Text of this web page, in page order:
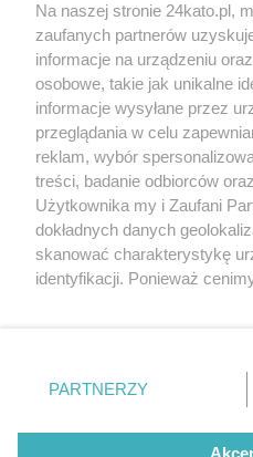
4
Wydawca mediów lokalnych
Nie zapomnij
zapoznać się z:
polityką prywatności
Twojemiasto
Piekary Śląskie
Chorzów
Tarnowskie Góry
Gliwice
Na naszej stronie 24kato.pl,
zaufanych partnerów
informacje na urządzeniu
osobowe, takie jak unikalne
informacje wysyłane przez
przeglądania w celu
reklam, wybór
treści, badanie odbiorców
Użytkownika my i Zaufani
dokładnych danych
skanować charakterystykę
identyfikacji. Ponieważ
prywatności znajdujący się
. Niektóre rodzaje
zgody użytkownika, ale
takiemu przetwarzaniu.
PARTNERZY